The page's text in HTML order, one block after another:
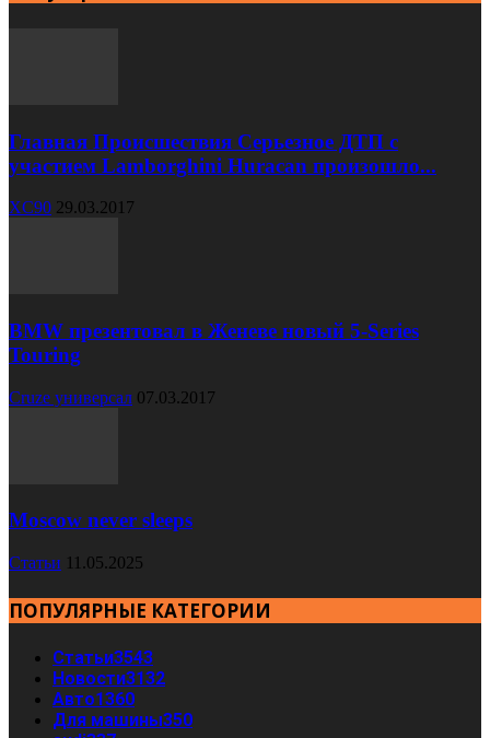
Главная Происшествия Серьезное ДТП с
участием Lamborghini Huracan произошло...
XC90 29.03.2017
BMW презентовал в Женеве новый 5-Series
Touring
Cruze универсал 07.03.2017
Moscow never sleeps
Статьи 11.05.2025
ПОПУЛЯРНЫЕ КАТЕГОРИИ
Статьи3543
Новости3132
Авто1360
Для машины350